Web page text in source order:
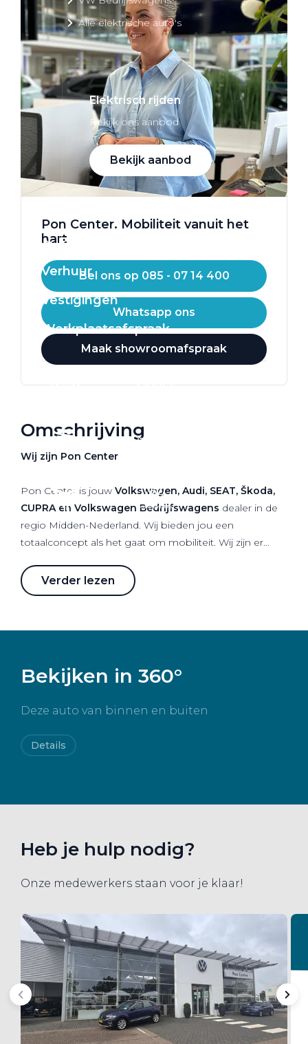
Alle elektrische auto's
Elektrisch rijden
Bekijk ons aanbod
Bekijk aanbod
Elektrisch rijden
Verhuur
Vestigingen
Werkplaatsafspraak
Pon Center. Mobiliteit vanuit het
hart
Bel ons op 085 - 07 14 400
Whatsapp ons
Maak showroomafspraak
Omschrijving
Wij zijn Pon Center
Pon Center is jouw Volkswagen, Audi, SEAT, Škoda,
CUPRA en Volkswagen Bedrijfswagens dealer in de
regio Midden-Nederland. Wij bieden jou een
totaalconcept als het gaat om mobiliteit. Wij zijn er
staan ook voor je klaar als het gaat om onderhoud,
leaseproducten, financieringen, verhuur en schade.
in om jou optimaal mobiel te houden, met plezier en
Verder lezen
Bekijken in 360°
Deze auto van binnen en buiten
Details
Heb je hulp nodig?
Onze medewerkers staan voor je klaar!